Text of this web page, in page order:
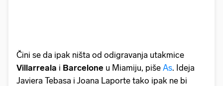
Čini se da ipak ništa od odigravanja utakmice
Villarreala i Barcelone u Miamiju, piše As. Ideja
Javiera Tebasa i Joana Laporte tako ipak ne bi